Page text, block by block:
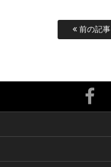
前の記事